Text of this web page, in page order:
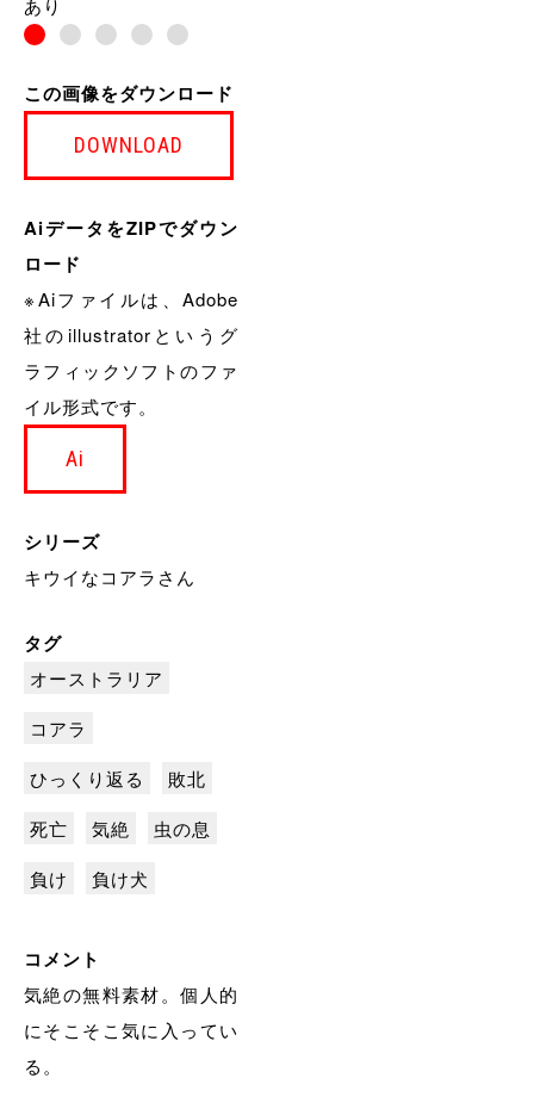
あり
この画像をダウンロード
DOWNLOAD
AiデータをZIPでダウン
ロード
※Aiファイルは、Adobe
社のillustratorというグ
ラフィックソフトのファ
イル形式です。
Ai
シリーズ
キウイなコアラさん
タグ
オーストラリア
コアラ
ひっくり返る
敗北
死亡
気絶
虫の息
負け
負け犬
コメント
気絶の無料素材。個人的
にそこそこ気に入ってい
る。